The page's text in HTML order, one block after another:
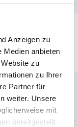
Anzeigen zu
Medien anbieten
zu
zu Ihrer
Partner für
weiter. Unsere
mit
bereitgestellt